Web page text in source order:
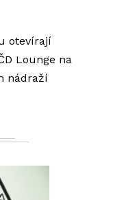
otevírají
Lounge na
nádraží